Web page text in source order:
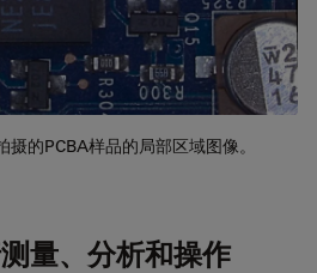
的PCBA样品的局部区域图像。
量、分析和操作